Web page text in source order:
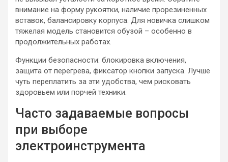
внимание на форму рукоятки, наличие прорезиненных
вставок, балансировку корпуса. Для новичка слишком
тяжелая модель становится обузой – особенно в
продолжительных работах.
Функции безопасности: блокировка включения,
защита от перегрева, фиксатор кнопки запуска. Лучше
чуть переплатить за эти удобства, чем рисковать
здоровьем или порчей техники.
Часто задаваемые вопросы
при выборе
электроинструмента